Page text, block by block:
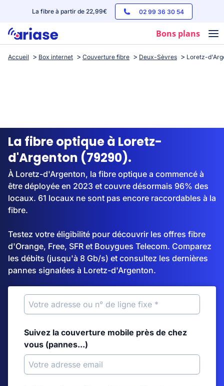
La fibre à partir de 22,99€ 02 99 36 30 54
Bons plans
Box internet
Streaming
Accueil Box internet Couverture fibre Deux-Sèvres Loretz-
La fibre optique à Loretz-
d'Argenton (79290).
À Loretz-d'Argenton, la fibre optique a commencé à
être déployée en 2023 et couvre désormais 96% des
locaux. 61 locaux ne sont pas encore raccordables à la
fibre.
Testez votre éligibilité pour découvrir les offres fibre
d'Orange, Free, SFR et Bouygues Telecom. Comparez
les débits (jusqu'à 8 Gb/s) et consultez les dernières
pannes signalées à Loretz-d'Argenton.
Suivez la couverture mobile près de chez
vous (pannes...)